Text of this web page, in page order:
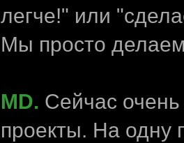
легче!" или
Мы просто
MD. Сейчас
проекты. На